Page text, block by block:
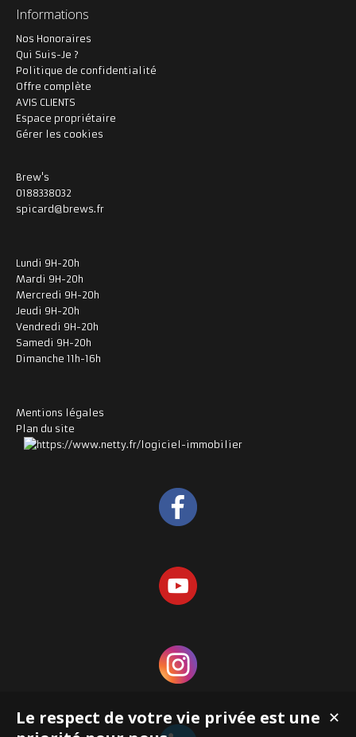
Informations
Nos Honoraires
Qui Suis-Je ?
Politique de confidentialité
Offre complète
AVIS CLIENTS
Espace propriétaire
Gérer les cookies
Brew's
0188338032
spicard@brews.fr
Lundi 9H-20h
Mardi 9H-20h
Mercredi 9H-20h
Jeudi 9H-20h
Vendredi 9H-20h
Samedi 9H-20h
Dimanche 11h-16h
Mentions légales
Plan du site
✕
Le respect de votre vie privée est une